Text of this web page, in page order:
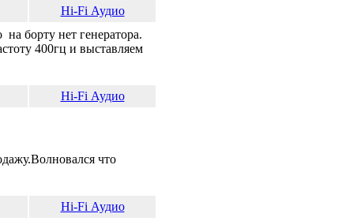
Hi-Fi Аудио
борту нет генератора.
400гц и выставляем
Hi-Fi Аудио
что
Hi-Fi Аудио